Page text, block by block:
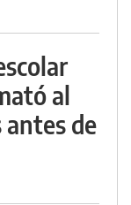
al
antes de